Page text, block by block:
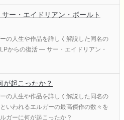
ー・エイドリアン・ボールト
の人生や作品を詳しく解説した同名の
からの復活 ― サー・エイドリアン・
が起こったか？
の人生や作品を詳しく解説した同名の
いわれるエルガーの最高傑作の数々を
ガーに何が起こったか？